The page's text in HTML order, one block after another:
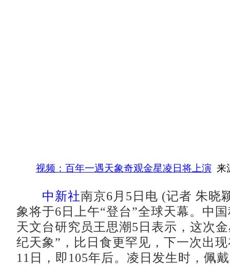
视频：百年一遇天象奇观金星凌日将上演 来
中新社南京6月5日电 (记者 朱晓
象将于6日上午“登台”全球天幕。中
天文台研究员王思潮5日表示，这次
纪天象”，比日食更罕见，下一次出
11日，即105年后。凌日发生时，佩